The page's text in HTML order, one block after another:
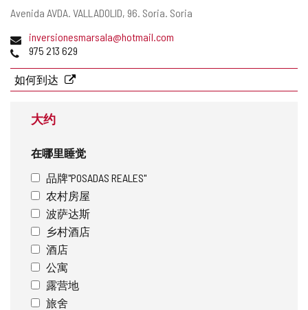
邮
地
址
Avenida AVDA. VALLADOLID, 96. Soria. Soria
电
子
件
地
inversionesmarsala@hotmail.com
电
975 213 629
如何到达
大约
在哪里睡觉
品牌"POSADAS REALES"
农村房屋
波萨达斯
乡村酒店
酒店
公寓
露营地
旅舍